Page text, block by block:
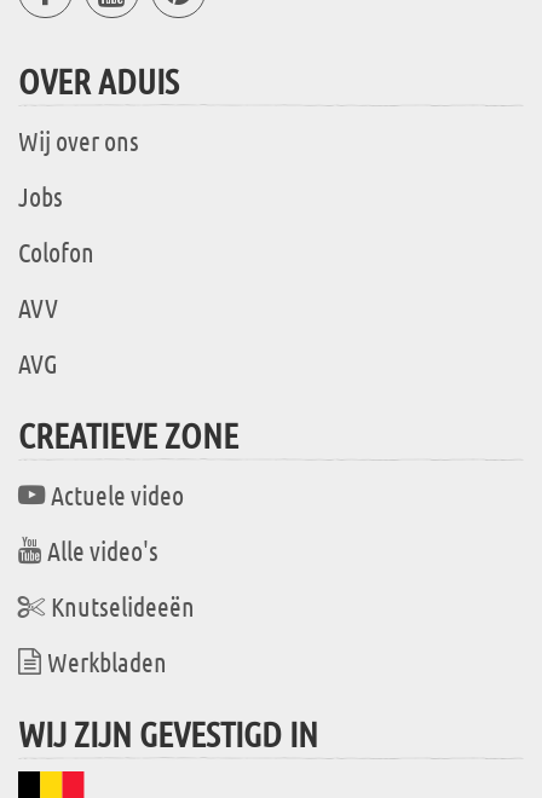
OVER ADUIS
Wij over ons
Jobs
Colofon
AVV
AVG
CREATIEVE ZONE
Actuele video
Alle video's
Knutselideeën
Werkbladen
WIJ ZIJN GEVESTIGD IN